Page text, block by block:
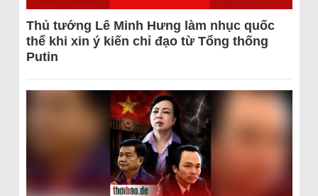
Thủ tướng Lê Minh Hưng làm nhục quốc
thể khi xin ý kiến chỉ đạo từ Tổng thống
Putin